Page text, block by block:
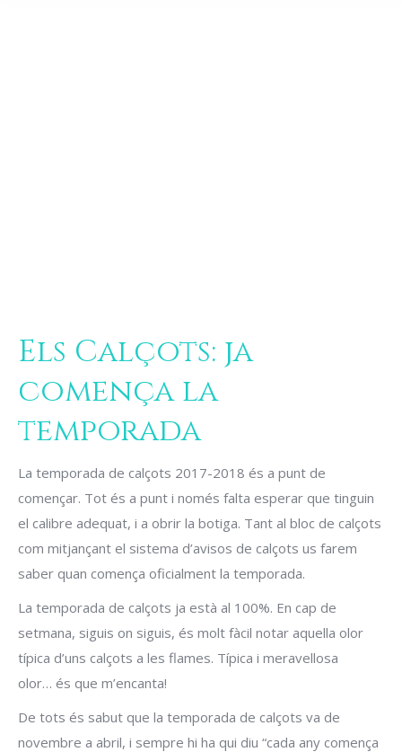
Els Calçots: ja
comença la
temporada
La temporada de calçots 2017-2018 és a punt de
començar. Tot és a punt i només falta esperar que tinguin
el calibre adequat, i a obrir la botiga. Tant al bloc de calçots
com mitjançant el sistema d’avisos de calçots us farem
saber quan comença oficialment la temporada.
La temporada de calçots ja està al 100%. En cap de
setmana, siguis on siguis, és molt fàcil notar aquella olor
típica d’uns calçots a les flames. Típica i meravellosa
olor… és que m’encanta!
De tots és sabut que la temporada de calçots va de
novembre a abril, i sempre hi ha qui diu “cada any comença